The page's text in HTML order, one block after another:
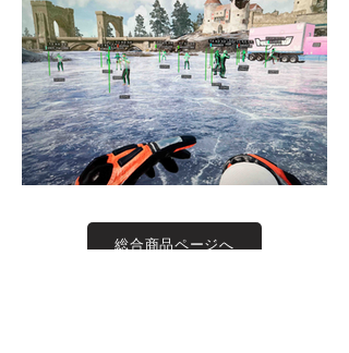
総合商品ページへ